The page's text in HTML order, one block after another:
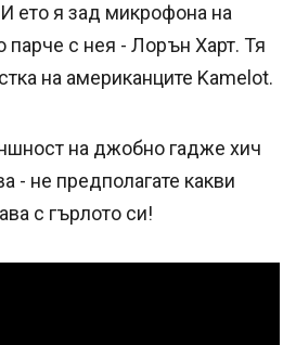
ето я зад микрофона на
парче с нея - Лорън Харт. Тя
на американците Kamelot.
на джобно гадже хич
- не предполагате какви
с гърлото си!